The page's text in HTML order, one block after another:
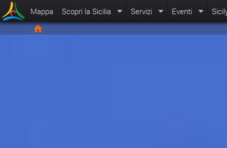
Mappa Scopri la Sicilia Servizi Eventi